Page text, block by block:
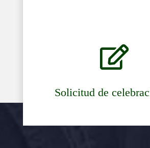

Solicitud de